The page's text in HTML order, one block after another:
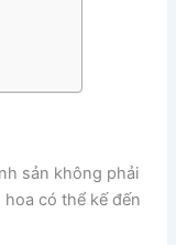
sản không phải
có thể kế đến